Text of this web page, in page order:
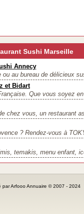
Sushi Marseille
Annecy
au bureau de délicieux
et Bidart
Que vous soyez
chez vous, un restaurant
? Rendez-vous à
temakis, menu enfant,
par Arfooo Annuaire © 2007 -